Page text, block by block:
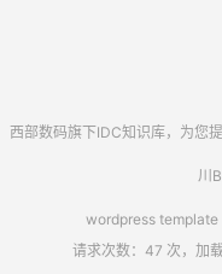
西部数码旗下IDC知识库，为您
川
wordpress
请求次数：47 次，加